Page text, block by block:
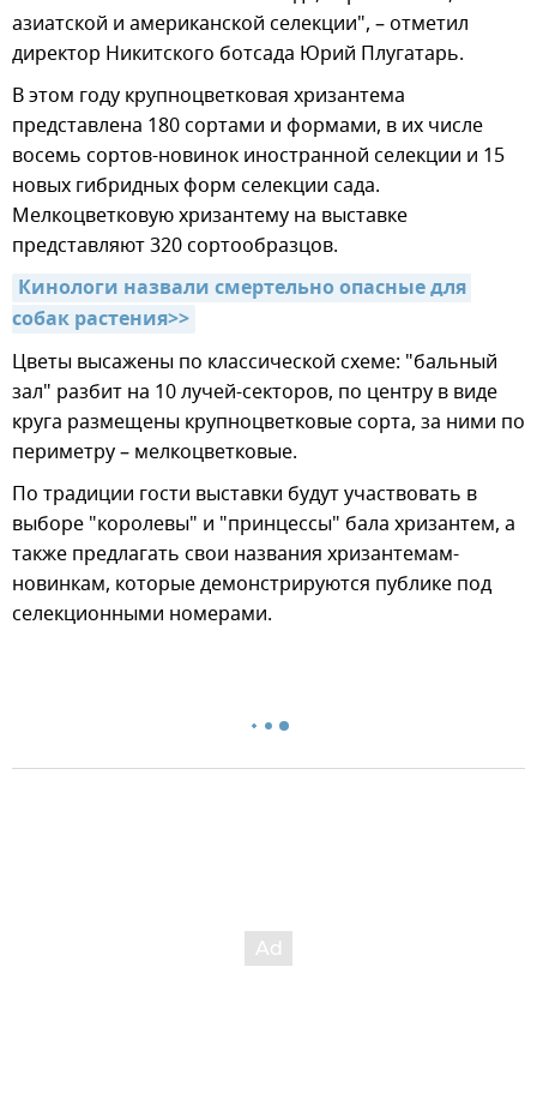
азиатской и американской селекции", – отметил
директор Никитского ботсада Юрий Плугатарь.
В этом году крупноцветковая хризантема
представлена 180 сортами и формами, в их числе
восемь сортов-новинок иностранной селекции и 15
новых гибридных форм селекции сада.
Мелкоцветковую хризантему на выставке
представляют 320 сортообразцов.
Кинологи назвали смертельно опасные для
собак растения>>
Цветы высажены по классической схеме: "бальный
зал" разбит на 10 лучей-секторов, по центру в виде
круга размещены крупноцветковые сорта, за ними по
периметру – мелкоцветковые.
По традиции гости выставки будут участвовать в
выборе "королевы" и "принцессы" бала хризантем, а
также предлагать свои названия хризантемам-
новинкам, которые демонстрируются публике под
селекционными номерами.